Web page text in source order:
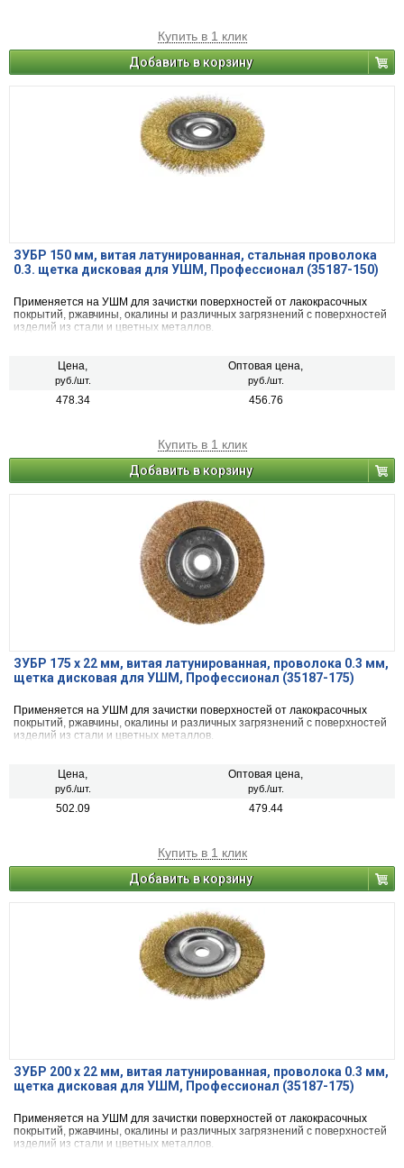
Купить в 1 клик
Добавить в корзину
ЗУБР 150 мм, витая латунированная, стальная проволока
0.3. щетка дисковая для УШМ, Профессионал (35187-150)
Применяется на УШМ для зачистки поверхностей от лакокрасочных
покрытий, ржавчины, окалины и различных загрязнений с поверхностей
изделий из стали и цветных металлов.
Цена,
руб./шт.
Оптовая цена,
руб./шт.
478.34 456.76
Купить в 1 клик
Добавить в корзину
ЗУБР 175 х 22 мм, витая латунированная, проволока 0.3 мм,
щетка дисковая для УШМ, Профессионал (35187-175)
Применяется на УШМ для зачистки поверхностей от лакокрасочных
покрытий, ржавчины, окалины и различных загрязнений с поверхностей
изделий из стали и цветных металлов.
Цена,
руб./шт.
Оптовая цена,
руб./шт.
502.09 479.44
Купить в 1 клик
Добавить в корзину
ЗУБР 200 х 22 мм, витая латунированная, проволока 0.3 мм,
щетка дисковая для УШМ, Профессионал (35187-175)
Применяется на УШМ для зачистки поверхностей от лакокрасочных
покрытий, ржавчины, окалины и различных загрязнений с поверхностей
изделий из стали и цветных металлов.